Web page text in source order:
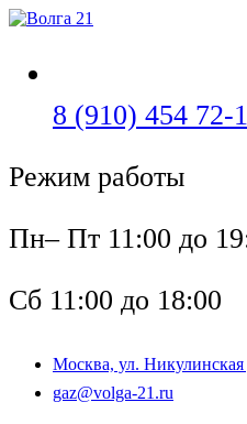
Перейти
8 (910) 454 72-
Режим работы
Пн– Пт 11:00 до
Сб 11:00 до 18:00
Москва, ул. Никулинская
gaz@volga-21.ru